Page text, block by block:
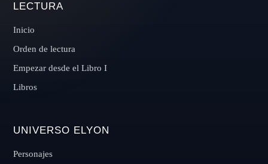
LECTURA
Inicio
Orden de lectura
Empezar desde el Libro I
Libros
UNIVERSO ELYON
Personajes